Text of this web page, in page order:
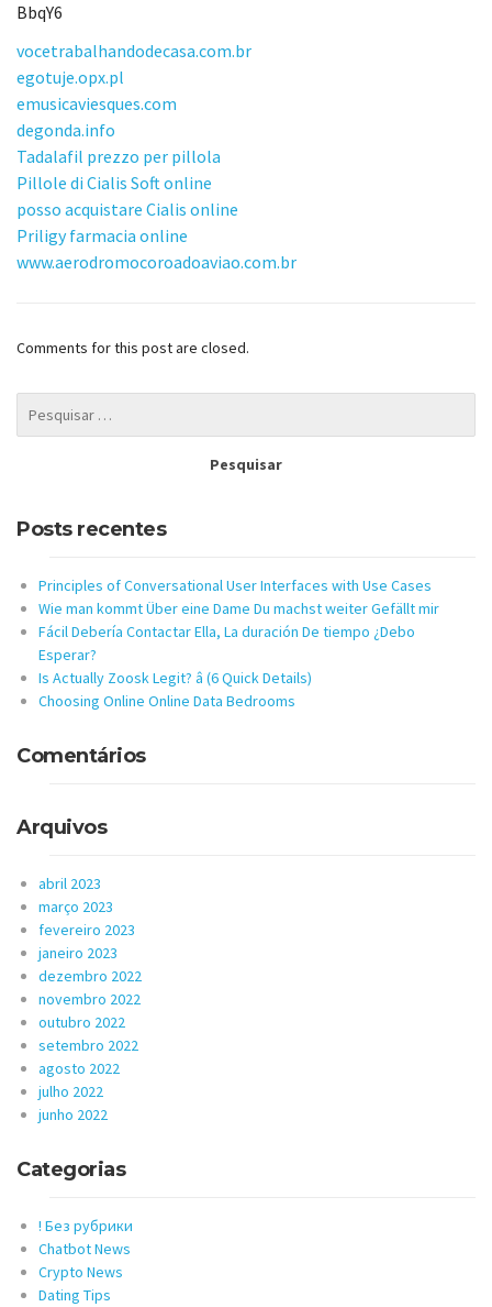
BbqY6
vocetrabalhandodecasa.com.br
egotuje.opx.pl
emusicaviesques.com
degonda.info
Tadalafil prezzo per pillola
Pillole di Cialis Soft online
posso acquistare Cialis online
Priligy farmacia online
www.aerodromocoroadoaviao.com.br
Comments for this post are closed.
Posts recentes
Principles of Conversational User Interfaces with Use Cases
Wie man kommt Über eine Dame Du machst weiter Gefällt mir
Fácil Debería Contactar Ella, La duración De tiempo ¿Debo
Esperar?
Is Actually Zoosk Legit? â (6 Quick Details)
Choosing Online Online Data Bedrooms
Comentários
Arquivos
abril 2023
março 2023
fevereiro 2023
janeiro 2023
dezembro 2022
novembro 2022
outubro 2022
setembro 2022
agosto 2022
julho 2022
junho 2022
Categorias
! Без рубрики
Chatbot News
Crypto News
Dating Tips